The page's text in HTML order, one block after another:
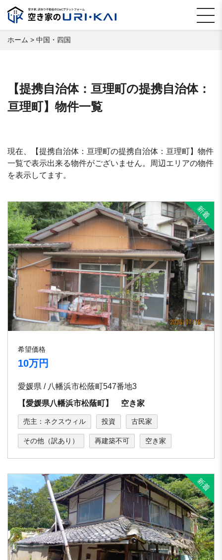
ホーム > 中国・四国
【提携自治体：亘理町の提携自治体：
亘理町】物件一覧
現在、【提携自治体：亘理町の提携自治体：亘理町】物件
一覧で表示出来る物件がございません。周辺エリアの物件
を表示してます。
希望価格
10万円
愛媛県 / 八幡浜市松蔭町547番地3
【愛媛県八幡浜市松蔭町】 空き家
売主：ネクスウィル 投資 古民家
その他（訳あり） 再建築不可 空き家